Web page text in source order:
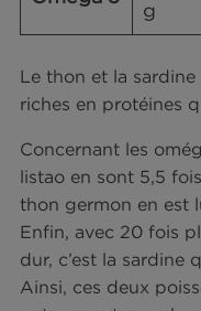
sardine en
intéressant en
g/100g
,